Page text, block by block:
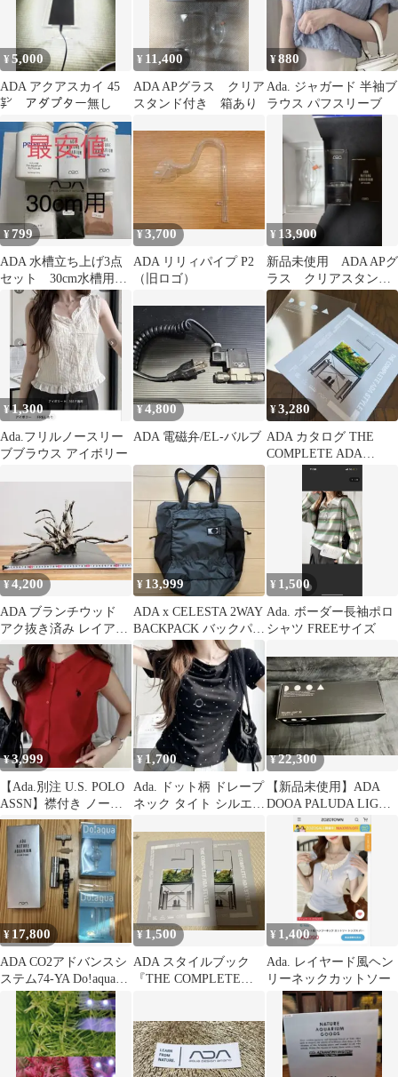
¥5,000
ADA アクアスカイ 45
㌢ アダプター無し
¥ 11,400
ADA APグラス クリア
スタンド付き 箱あり
¥880
Ada. ジャガード 半袖ブ
ラウス パフスリーブ
¥ 799
ADA 水槽立ち上げ3点
セット 30cm水槽用
クリアスーパー バク
ター100
¥3,700
ADA リリィパイプ P2
（旧ロゴ）
¥ 13,900
新品未使用 ADA APグ
ラス クリアスタンド
付き
¥1,300
Ada.フリルノースリー
ブブラウス アイボリー
¥4,800
ADA 電磁弁/EL-バルブ
¥3,280
ADA カタログ THE
COMPLETE ADA
STYLE DOOA 2冊
¥4,200
ADA ブランチウッド
アク抜き済み レイアウ
ト 水槽 テラリウム
¥ 13,999
ADA x CELESTA 2WAY
BACKPACK バックパッ
ク
¥ 1,500
Ada. ボーダー長袖ポロ
シャツ FREEサイズ
¥3,999
【Ada.別注 U.S. POLO
ASSN】襟付き ノース
リーブ ニット
¥1,700
Ada. ドット柄 ドレープ
ネック タイト シルエッ
¥22,300
【新品未使用】ADA
DOOA PALUDA LIGHT
¥ 17,800
ADA CO2アドバンスシ
ステム74-YA Do!aqua廃
番セット
¥1,500
ADA スタイルブック
『THE COMPLETE
¥ 1,400
Ada. レイヤード風ヘン
リーネックカットソー